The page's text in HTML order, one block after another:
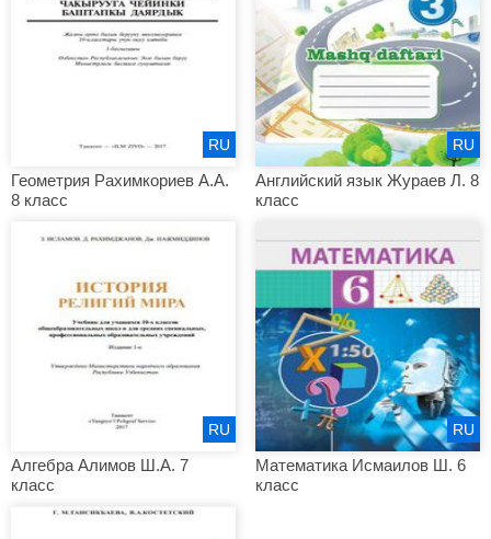
Геометрия Рахимкориев А.А.
8 класс
RU
Английский язык Жураев Л. 8
класс
RU
Алгебра Алимов Ш.А. 7
класс
RU
Математика Исмаилов Ш. 6
класс
RU